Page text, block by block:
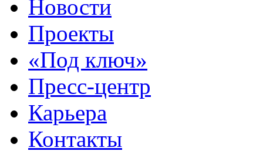
Новости
Проекты
«Под ключ»
Пресс-центр
Карьера
Контакты